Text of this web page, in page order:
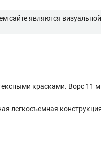
являются
красками. Ворс 11
легкосъемная